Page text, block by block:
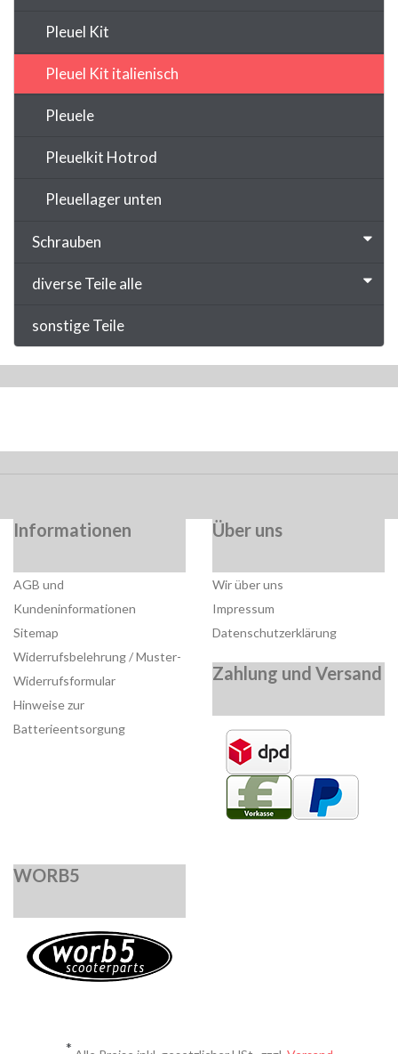
Pleuel Kit
Pleuel Kit italienisch
Pleuele
Pleuelkit Hotrod
Pleuellager unten
Schrauben
diverse Teile alle
sonstige Teile
Informationen
AGB und
Kundeninformationen
Sitemap
Widerrufsbelehrung / Muster-
Widerrufsformular
Hinweise zur
Batterieentsorgung
Über uns
Wir über uns
Impressum
Datenschutzerklärung
Zahlung und Versand
WORB5
*